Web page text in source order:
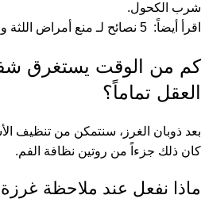
شرب الكحول.
اقرأ أيضاً: 5 نصائح لـ منع أمراض اللثة وخيارات العلاج
كم من الوقت يستغرق
العقل تماماً؟
بعد ذوبان الغرز، سنتمكن من تنظيف
كان ذلك جزءاً من روتين نظافة الفم.
ماذا نفعل عند ملاحظة غرزة